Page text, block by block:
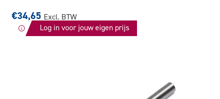
€34,65 Excl. BTW
Log in voor jouw eigen prijs